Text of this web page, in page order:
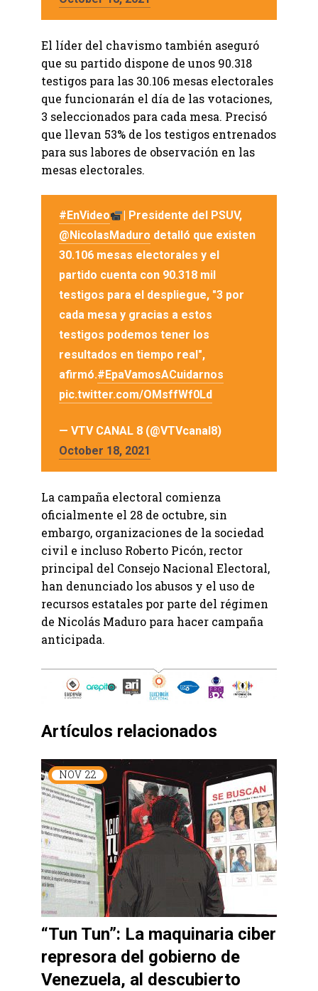
El líder del chavismo también aseguró
que su partido dispone de unos 90.318
testigos para las 30.106 mesas electorales
que funcionarán el día de las votaciones,
3 seleccionados para cada mesa. Precisó
que llevan 53% de los testigos entrenados
para sus labores de observación en las
mesas electorales.
#EnVideo
| Presidente del PSUV,
@NicolasMaduro detalló que existen
30.106 mesas electorales y el
partido cuenta con 90.318 mil
testigos para el despliegue, "3 por
cada mesa y gracias a estos
testigos podemos tener los
resultados en tiempo real",
afirmó.#EpaVamosACuidarnos
pic.twitter.com/OMsffWf0Ld
— VTV CANAL 8 (@VTVcanal8)
October 18, 2021
La campaña electoral comienza
oficialmente el 28 de octubre, sin
embargo, organizaciones de la sociedad
civil e incluso Roberto Picón, rector
principal del Consejo Nacional Electoral,
han denunciado los abusos y el uso de
recursos estatales por parte del régimen
de Nicolás Maduro para hacer campaña
anticipada.
Artículos relacionados
NOV 22
“Tun Tun”: La maquinaria ciber
represora del gobierno de
Venezuela, al descubierto